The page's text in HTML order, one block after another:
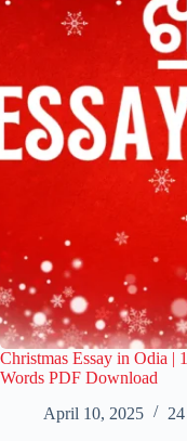
Christmas Essay in Odia |
Words PDF Download
April 10, 2025